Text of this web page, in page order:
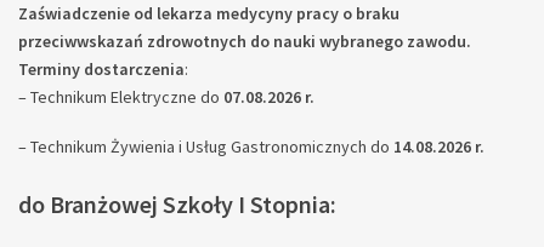
Zaświadczenie od lekarza medycyny pracy o braku
przeciwwskazań zdrowotnych do nauki wybranego zawodu.
Terminy dostarczenia:
– Technikum Elektryczne do 07.08.2026 r.
– Technikum Żywienia i Usług Gastronomicznych do 14.08.2026 r.
do Branżowej Szkoły I Stopnia: